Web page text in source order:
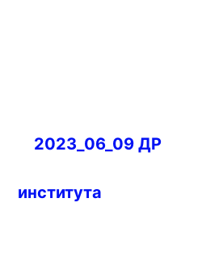
Навигация
записям
2023_06_09 ДР
института